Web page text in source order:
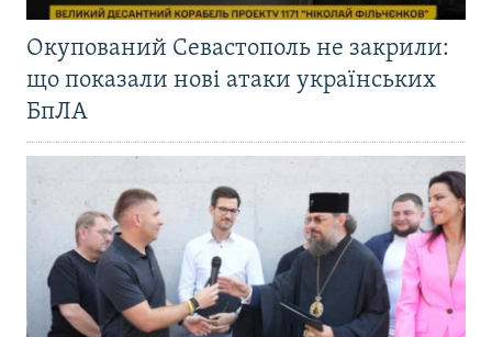
Окупований Севастополь не закрили:
що показали нові атаки українських
БпЛА